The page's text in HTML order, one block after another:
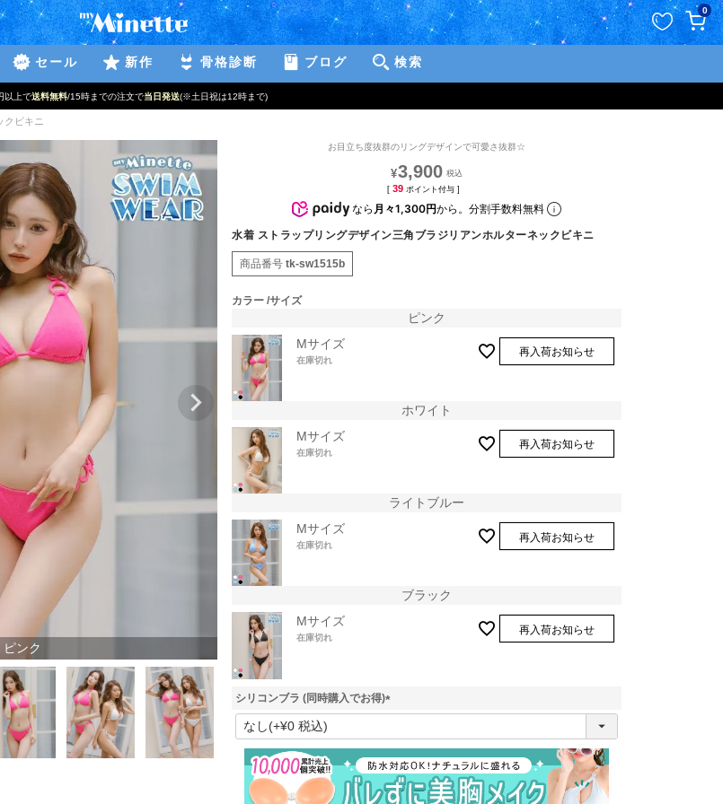
0
セール 新作 骨格診断 ブログ 検索
以上で送料無料/15時までの注文で当日発送(※土日祝は12時まで)
クビキニ
ピンク
ホワイト
お目立ち度抜群のリングデザインで可愛さ抜群☆
¥3,900
[ 39 ポイント付与 ]
なら 月々1,300円から。分割手数料無料
水着 ストラップリングデザイン三角ブラジリアンホルターネックビキニ
商品番号 tk-sw1515b
カラー サイズ
ピンク
Mサイズ
在庫切れ
再入荷お知らせ
ホワイト
Mサイズ
在庫切れ
再入荷お知らせ
ライトブルー
Mサイズ
在庫切れ
再入荷お知らせ
ブラック
Mサイズ
在庫切れ
再入荷お知らせ
シリコンブラ (同時購入でお得)
(
須
)
ペー
ジト
ップ